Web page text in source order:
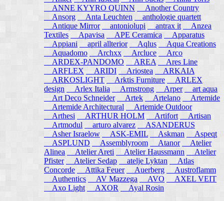
ANNE KYYRO QUINN
Another Country
Ansorg
Anta Leuchten
anthologie quartett
Antique Mirror
antoniolupi antrax it
Anzea
Textiles
Apavisa APE Ceramica
Apparatus
Appiani
april allterior Aqlus Aqua Creations
Aquadomo
Archxx Arcluce
Arco
ARDEX-PANDOMO
AREA
Ares Line
ARFLEX
ARIDI Ariostea
ARKAIA
ARKOSLIGHT
Arktis Furniture
ARLEX
design
Arlex Italia Armstrong Arper
art aqua
Art Deco Schneider
Artek Artelano
Artemide
Artemide Architectural
Artemide Outdoor
Arthesi
ARTHUR HOLM Artifort
Artisan
Artmodul
arturo alvarez
ASANDERUS
Asher Israelow
ASK-EMIL Askman
Aspeqt
ASPLUND
Assemblyroom Atanor
Atelier
Alinea
Atelier Areti Atelier Haussmann
Atelier
Pfister
Atelier Sedap atelje Lyktan
Atlas
Concorde
Attika Feuer Auerberg
Austroflamm
Authentics
AV Mazzega AVO
AXEL VEIT
Axo Light
AXOR Ayal Rosin